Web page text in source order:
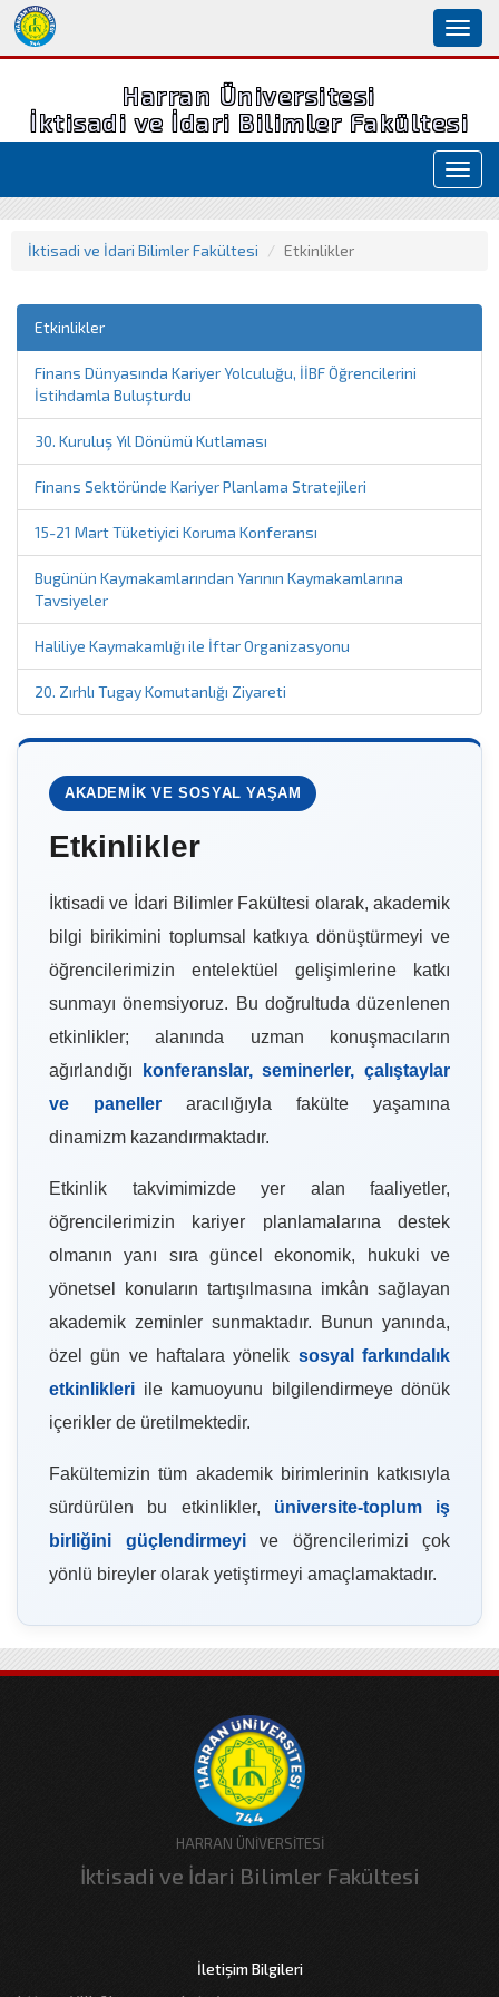
Harran Üniversitesi
İktisadi ve İdari Bilimler Fakültesi
İktisadi ve İdari Bilimler Fakültesi Etkinlikler
Etkinlikler
Finans Dünyasında Kariyer Yolculuğu, İİBF Öğrencilerini
İstihdamla Buluşturdu
30. Kuruluş Yıl Dönümü Kutlaması
Finans Sektöründe Kariyer Planlama Stratejileri
15-21 Mart Tüketiyici Koruma Konferansı
Bugünün Kaymakamlarından Yarının Kaymakamlarına
Tavsiyeler
Haliliye Kaymakamlığı ile İftar Organizasyonu
20. Zırhlı Tugay Komutanlığı Ziyareti
AKADEMIK VE SOSYAL YAŞAM
Etkinlikler
İktisadi ve İdari Bilimler Fakültesi olarak, akademik
bilgi birikimini toplumsal katkıya dönüştürmeyi ve
öğrencilerimizin entelektüel gelişimlerine katkı
sunmayı önemsiyoruz. Bu doğrultuda düzenlenen
etkinlikler; alanında uzman konuşmacıların
ağırlandığı
konferanslar, seminerler, çalıştaylar
ve paneller aracılığıyla fakülte yaşamına
dinamizm kazandırmaktadır.
Etkinlik takvimimizde yer alan faaliyetler,
öğrencilerimizin kariyer planlamalarına destek
olmanın yanı sıra güncel ekonomik, hukuki ve
yönetsel konuların tartışılmasına imkân sağlayan
akademik zeminler sunmaktadır. Bunun yanında,
özel gün ve haftalara yönelik sosyal farkındalık
etkinlikleri ile kamuoyunu bilgilendirmeye dönük
içerikler de üretilmektedir.
Fakültemizin tüm akademik birimlerinin katkısıyla
sürdürülen bu etkinlikler, üniversite-toplum iş
birliğini güçlendirmeyive öğrencilerimizi çok
yönlü bireyler olarak yetiştirmeyi amaçlamaktadır.
HARRAN ÜNİVERSİTESİ
İktisadi ve İdari Bilimler Fakültesi
İletişim Bilgileri